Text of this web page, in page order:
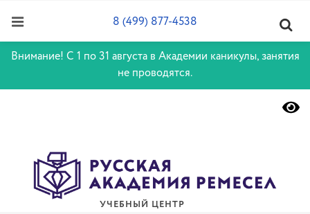
Внимание! С 1 по 31 августа в Академии каникулы, занятия
не проводятся.
УЧЕБНЫЙ ЦЕНТР
8 (499) 877-4538